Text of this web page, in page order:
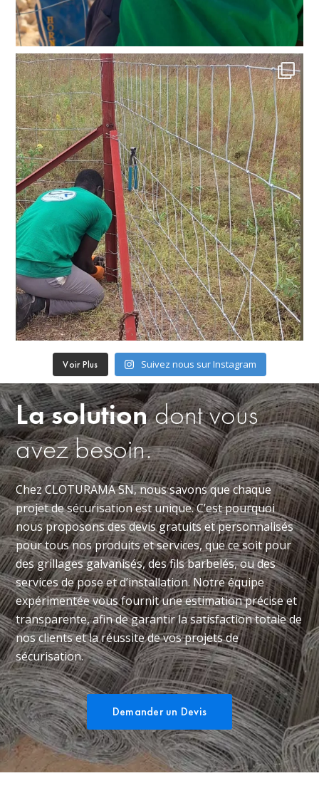
Voir Plus Suivez nous sur Instagram
La solutiondont vous
avez besoin.
Chez CLOTURAMA SN, nous savons que chaque
projet de sécurisation est unique. C’est pourquoi
nous proposons des devis gratuits et personnalisés
pour tous nos produits et services, que ce soit pour
des grillages galvanisés, des fils barbelés, ou des
services de pose et d’installation. Notre équipe
expérimentée vous fournit une estimation précise et
transparente, afin de garantir la satisfaction totale de
nos clients et la réussite de vos projets de
sécurisation.
Demander un Devis